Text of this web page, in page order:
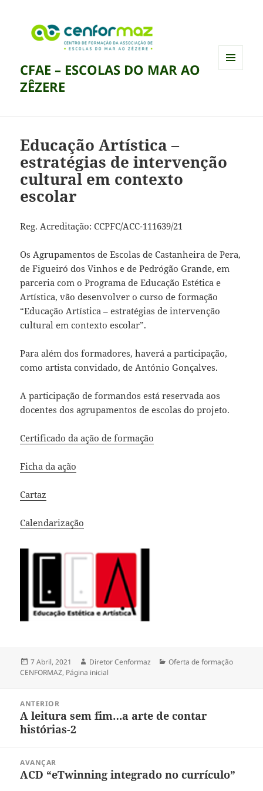
CFAE – ESCOLAS DO MAR AO
ZÊZERE
Educação Artística –
estratégias de intervenção
cultural em contexto
escolar
Reg. Acreditação: CCPFC/ACC-111639/21
Os Agrupamentos de Escolas de Castanheira de Pera,
de Figueiró dos Vinhos e de Pedrógão Grande, em
parceria com o Programa de Educação Estética e
Artística, vão desenvolver o curso de formação
“Educação Artística – estratégias de intervenção
cultural em contexto escolar”.
Para além dos formadores, haverá a participação,
como artista convidado, de António Gonçalves.
A participação de formandos está reservada aos
docentes dos agrupamentos de escolas do projeto.
Certificado da ação de formação
Ficha da ação
Cartaz
Calendarização
Publicado
a
7 Abril, 2021 Autor
Diretor Cenformaz Categorias
Oferta de formação
CENFORMAZ, Página inicial
artigos
ANTERIOR
Artigo
anterior:
A leitura sem fim…a arte de contar
histórias-2
AVANÇAR
Artigo
ACD “eTwinning integrado no currículo”